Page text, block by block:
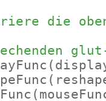
die